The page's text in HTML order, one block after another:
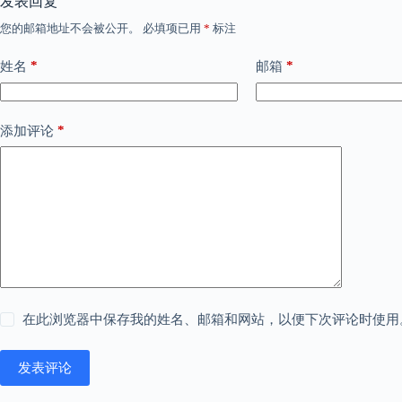
您的邮箱地址不会被公开。 必填项已用 * 标注
姓名 * 邮箱 *
添加评论 *
在此浏览器中保存我的姓名、邮箱和网站，以便下次评论时使用
发表评论